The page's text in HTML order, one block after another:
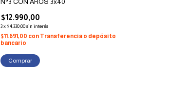
N°3 CON AROS 3x40
$12.990,00
3x$4.330,00sin interés
$11.691,00 con Transferencia o depósito
bancario
Comprar